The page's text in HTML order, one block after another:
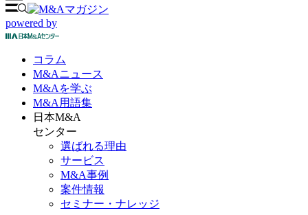
powered by
コラム
M&Aニュース
M&Aを学ぶ
M&A 用語集
日本M&A
センター
選ばれる理由
サービス
M&A事例
案件情報
セミナー・ナレッジ